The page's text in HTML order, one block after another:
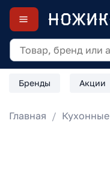
Бренды Акции
Главная Кухонные